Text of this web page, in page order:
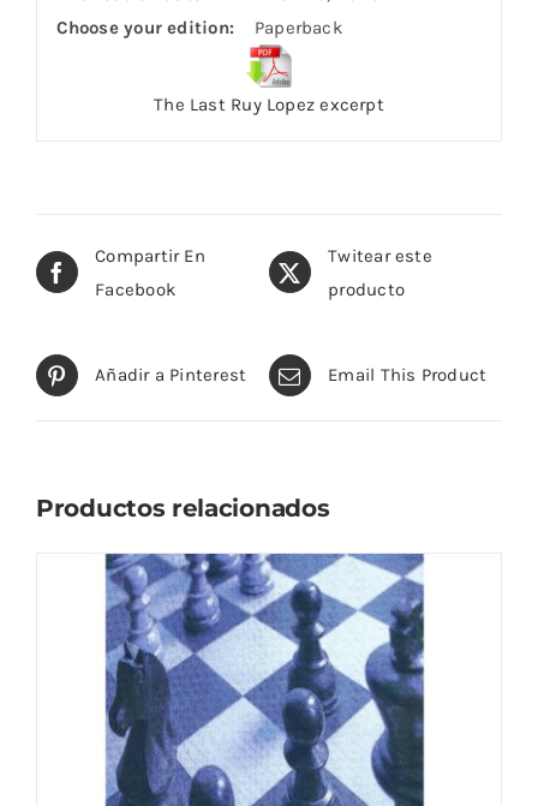
Choose your edition: Paperback
The Last Ruy Lopez excerpt
Compartir En
Facebook
Twitear este
producto
Añadir a Pinterest Email This Product
Productos relacionados